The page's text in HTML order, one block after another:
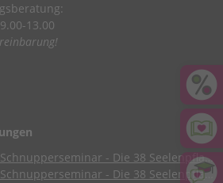
13.00
- Die 38 Seelenpflanzen nach Dr. Edward Bach
- Die 38 Seelenpflanzen nach Dr. Edward Bach